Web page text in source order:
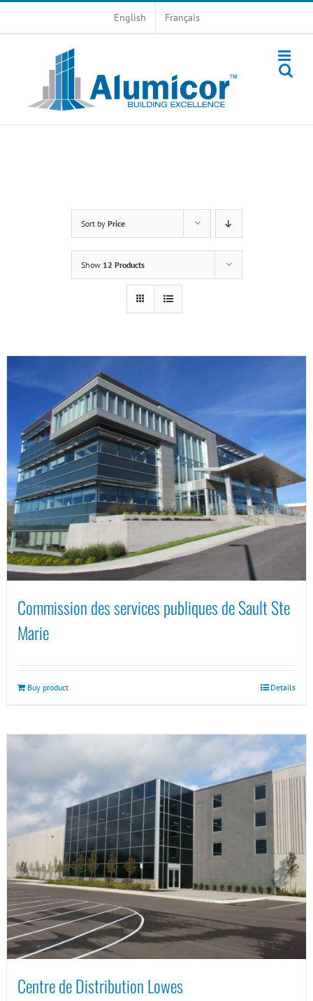
English Français
Sort by Price
Show 12 Products
Commission des services publiques de Sault Ste
Marie
Buy product Details
Centre de Distribution Lowes